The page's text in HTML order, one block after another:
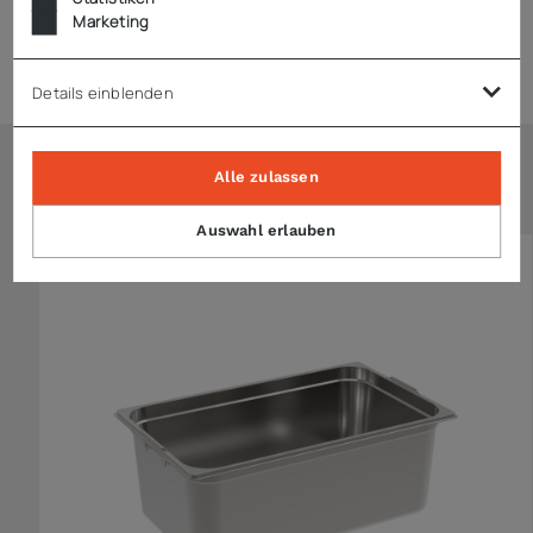
Ähnliche Artikel
Marketing
Details einblenden
Auswahl erlauben
Alle zulassen